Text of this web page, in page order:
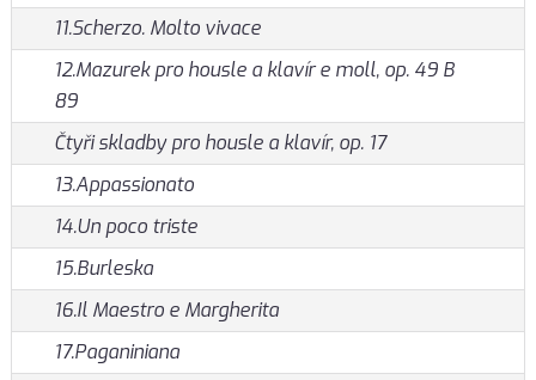
11.Scherzo. Molto vivace
12.Mazurek pro housle a klavír e moll, op. 49 B
89
Čtyři skladby pro housle a klavír, op. 17
13.Appassionato
14.Un poco triste
15.Burleska
16.Il Maestro e Margherita
17.Paganiniana